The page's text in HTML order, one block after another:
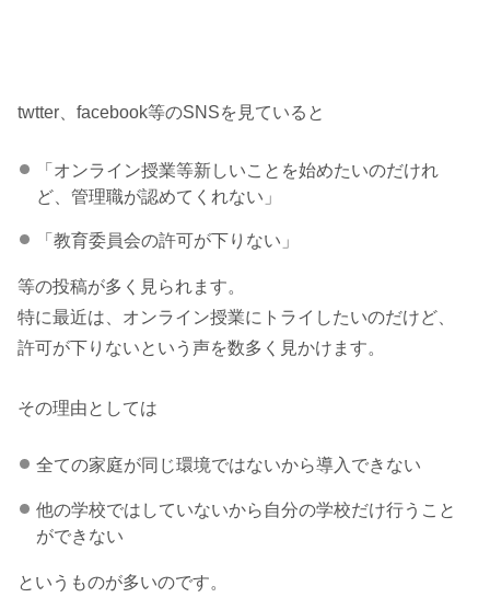
twtter、facebook等のSNSを見ていると
「オンライン授業等新しいことを始めたいのだけれ
ど、管理職が認めてくれない」
「教育委員会の許可が下りない」
等の投稿が多く見られます。
特に最近は、オンライン授業にトライしたいのだけど、
許可が下りないという声を数多く見かけます。
その理由としては
全ての家庭が同じ環境ではないから導入できない
他の学校ではしていないから自分の学校だけ行うこと
ができない
というものが多いのです。